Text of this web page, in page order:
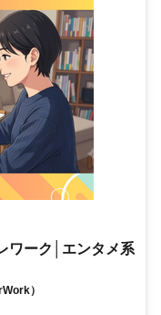
ワーク│エンタメ系
）